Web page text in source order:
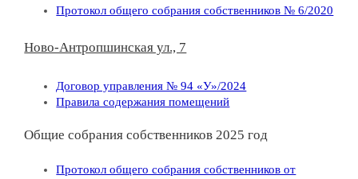
Протокол общего собрания собственников № 6/2020
Ново-Антропшинская ул., 7
Договор управления № 94 «У»/2024
Правила содержания помещений
Общие собрания собственников 2025 год
Протокол общего собрания собственников от